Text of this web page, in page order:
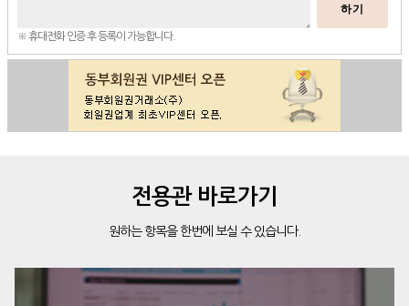
하기
※ 휴대전화 인증 후 등록이 가능합니다.
전용관 바로가기
원하는 항목을 한번에 보실 수 있습니다.